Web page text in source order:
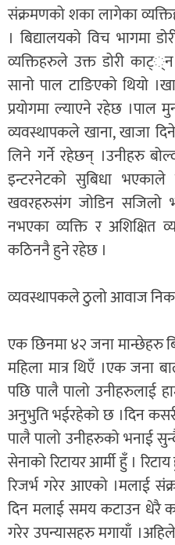
संक्रमणको शका लागेका
। बिद्यालयको विच भागमा
व्यक्तिहरुले उक्त डोरी
सानो पाल टाङिएको थियो
प्रयोगमा ल्याएने रहेछ ।पाल
व्यवस्थापकले खाना, खाजा
लिने गर्ने रहेछन् ।उनीहरु
इन्टरनेटको सुबिधा भएकाले
खवरहरुसंग जोडिन सजिलो
नभएका व्यक्ति र अशिक्षित
कठिननै हुने रहेछ ।
व्यवस्थापकले ठुलो आवाज
एक छिनमा ४२ जना मान्छेहरु
महिला मात्र थिएँ ।एक जना
पछि पालै पालो उनीहरुलाई
अनुभुति भईरहेको छ ।दिन
पालै पालो उनीहरुको भनाई
सेनाको रिटायर आर्मी हुँ ।
रिजर्भ गरेर आएको ।मलाई
दिन मलाई समय कटाउन धेरै
गरेर उपन्यासहरु मगायाँ